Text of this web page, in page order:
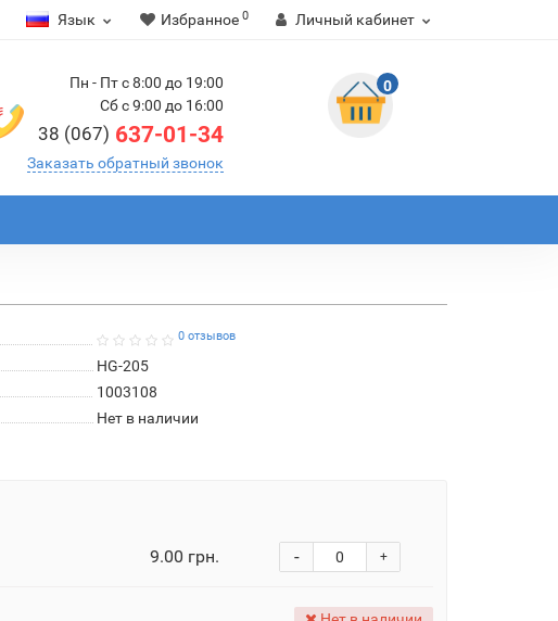
Язык Избранное 0 Личный кабинет
Пн - Пт с 8:00 до 19:00
Сб с 9:00 до 16:00
38 (067) 637-01-34
Заказать обратный звонок
0
0 отзывов
HG-205
1003108
Нет в наличии
9.00 грн. +
-